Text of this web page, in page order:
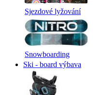
Sjezdové lyžování
Snowboarding
Ski - board výbava